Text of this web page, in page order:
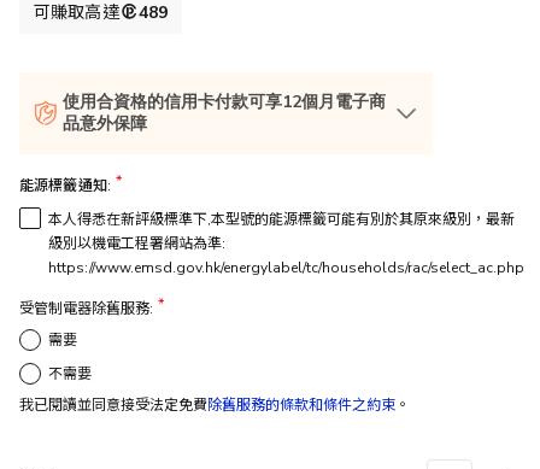
可賺取高達 489
使用合資格的信用卡付款可享12個月電子商
品意外保障
能源標籤通知:
本人得悉在新評級標準下,本型號的能源標籤可能有別於其原來級別，最新
級別以機電工程署網站為準:
https://www.emsd.gov.hk/energylabel/tc/households/rac/select_ac.php
受管制電器除舊服務:
需要
不需要
我已閱讀並同意接受法定免費除舊服務的條款和條件之約束 。